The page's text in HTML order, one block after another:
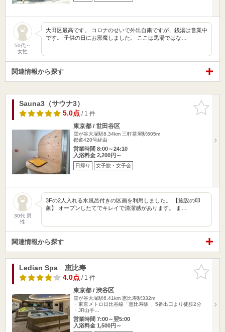
50代～
女性
大田区最高です。 コロナのせいで外出自粛ですが、銭湯は営業中
です。 子供の日にお邪魔しました。 ここは黒湯ではな…
関連情報から探す
お気に入
りに追加
Sauna3（サウナ3）
5.0点/ 1 件
東京都 / 世田谷区
雪が谷大塚駅6.34km 三軒茶屋駅605m
都道420号経由
営業時間 8:00～24:10
入浴料金 2,200円～
日帰り 女子旅・女子会
30代 男
性
3Fの2人入れる水風呂付きの区画を利用しました。 【施設の印
象】 オープンしたてでキレイで清潔感があります。 ま…
関連情報から探す
お気に入
りに追加
Ledian Spa 恵比寿
4.0点/ 1 件
東京都 / 渋谷区
雪が谷大塚駅6.41km 恵比寿駅332m
・東京メトロ日比谷線「恵比寿駅 」5番出口より徒歩2分
・JR山手…
営業時間 7:00～翌5:00
入浴料金 1,500円～